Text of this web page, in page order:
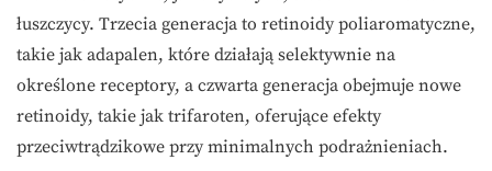
łuszczycy. Trzecia generacja to retinoidy poliaromatyczne,
takie jak adapalen, które działają selektywnie na
określone receptory, a czwarta generacja obejmuje nowe
retinoidy, takie jak trifaroten, oferujące efekty
przeciwtrądzikowe przy minimalnych podrażnieniach.